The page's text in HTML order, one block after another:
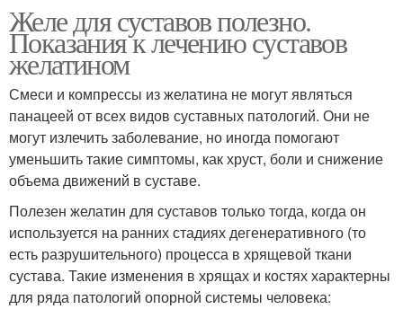
Желе для суставов полезно.
Показания к лечению суставов
желатином
Смеси и компрессы из желатина не могут являться
панацеей от всех видов суставных патологий. Они не
могут излечить заболевание, но иногда помогают
уменьшить такие симптомы, как хруст, боли и снижение
объема движений в суставе.
Полезен желатин для суставов только тогда, когда он
используется на ранних стадиях дегенеративного (то
есть разрушительного) процесса в хрящевой ткани
сустава. Такие изменения в хрящах и костях характерны
для ряда патологий опорной системы человека: